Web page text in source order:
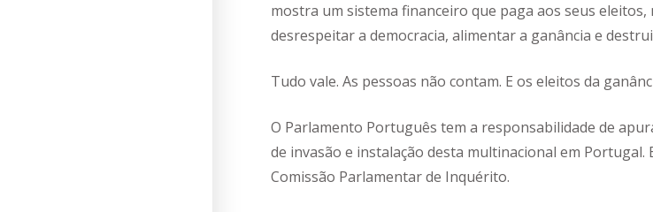
mostra um sistema financeiro que paga aos seus
desrespeitar a democracia, alimentar a ganância e
Tudo vale. As pessoas não contam. E os eleitos da
O Parlamento Português tem a responsabilidade de
de invasão e instalação desta multinacional em Portugal.
Comissão Parlamentar de Inquérito.